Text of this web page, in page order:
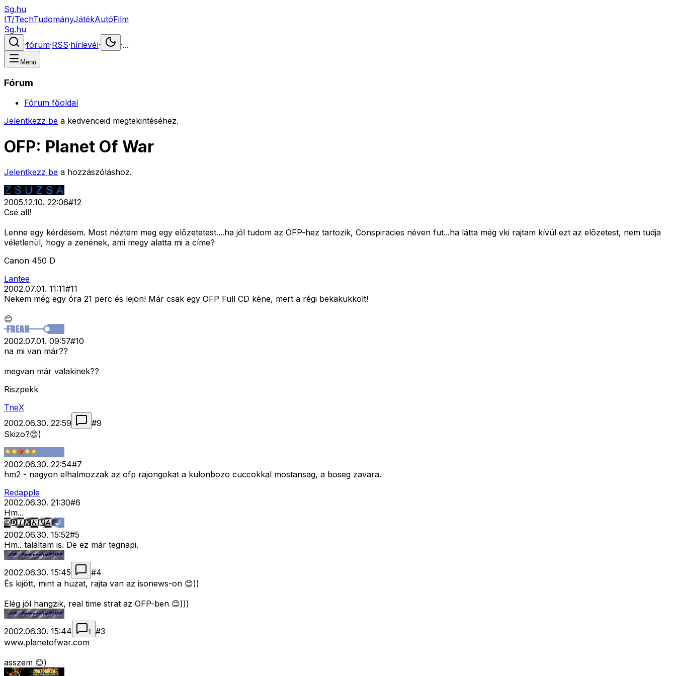
Sg.hu
IT/TechTudományJátékAutóFilm
Sg.hu
·fórum·RSS·hírlevél· ·...
Menü
Fórum
Fórum főoldal
Jelentkezz be a kedvenceid megtekintéséhez.
OFP: Planet Of War
Jelentkezz be a hozzászóláshoz.
2005.12.10. 22:06#12
Csé all!
Lenne egy kérdésem. Most néztem meg egy elõzetetest....ha jól tudom az OFP-hez tartozik, Conspiracies néven fut...ha látta még vki rajtam kívül ezt az elõzetest, nem tudja
véletlenül, hogy a zenének, ami megy alatta mi a címe?
Canon 450 D
Lantee
2002.07.01. 11:11#11
Nekem még egy óra 21 perc és lejön! Már csak egy OFP Full CD kéne, mert a régi bekakukkolt!
😊
2002.07.01. 09:57#10
na mi van már??
megvan már valakinek??
Riszpekk
TneX
2002.06.30. 22:59
#9
Skizo?😊)
2002.06.30. 22:54#7
hm2 - nagyon elhalmozzak az ofp rajongokat a kulonbozo cuccokkal mostansag, a boseg zavara.
Redapple
2002.06.30. 21:30#6
Hm...
2002.06.30. 15:52#5
Hm.. találtam is. De ez már tegnapi.
2002.06.30. 15:45 #4
És kijött, mint a huzat, rajta van az isonews-on 😊))
Elég jól hangzik, real time strat az OFP-ben 😊)))
2002.06.30. 15:44 1 #3
www.planetofwar.com
asszem 😊)